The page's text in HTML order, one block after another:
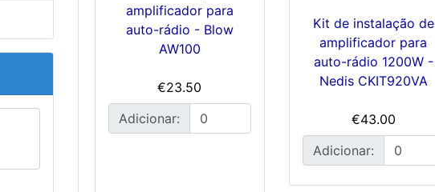
amplificador para
auto-rádio - Blow
AW100
€23.50
Adicionar:
Kit de instalação de
amplificador para
auto-rádio 1200W -
Nedis CKIT920VA
€43.00
Adicionar: